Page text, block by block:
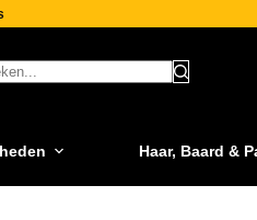
Haar, Baard &